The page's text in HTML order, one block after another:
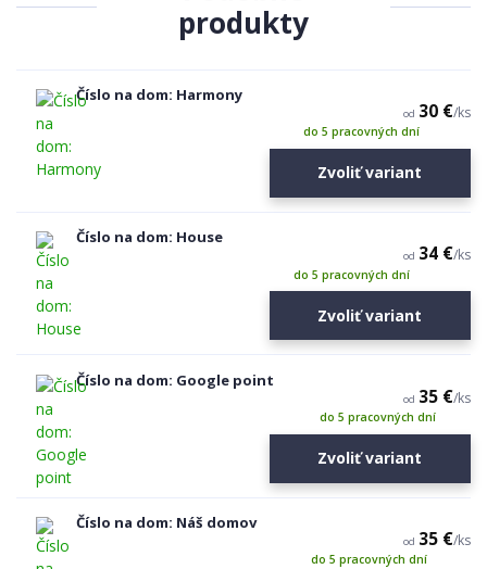
produkty
Číslo na dom: Harmony
od 30 €/ks
do 5 pracovných dní
Zvoliť variant
Číslo na dom: House
od 34 €/ks
do 5 pracovných dní
Zvoliť variant
Číslo na dom: Google point
od 35 €/ks
do 5 pracovných dní
Zvoliť variant
Číslo na dom: Náš domov
od 35 €/ks
do 5 pracovných dní